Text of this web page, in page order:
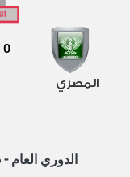
المصري
0
الدوري العام - 2025/2026